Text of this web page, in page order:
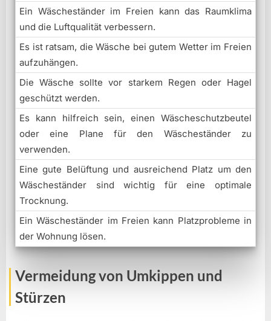
Ein Wäscheständer im Freien kann das Raumklima
und die Luftqualität verbessern.
Es ist ratsam, die Wäsche bei gutem Wetter im Freien
aufzuhängen.
Die Wäsche sollte vor starkem Regen oder Hagel
geschützt werden.
Es kann hilfreich sein, einen Wäscheschutzbeutel
oder eine Plane für den Wäscheständer zu
verwenden.
Eine gute Belüftung und ausreichend Platz um den
Wäscheständer sind wichtig für eine optimale
Trocknung.
Ein Wäscheständer im Freien kann Platzprobleme in
der Wohnung lösen.
Vermeidung von Umkippen und
Stürzen